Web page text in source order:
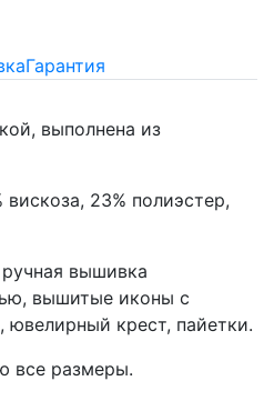
Гарантия
выполнена из
23% полиэстер,
вышивка
вышитые иконы с
крест, пайетки.
все размеры.